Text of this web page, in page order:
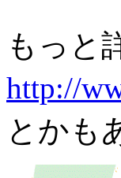
もっと
http://
とかも